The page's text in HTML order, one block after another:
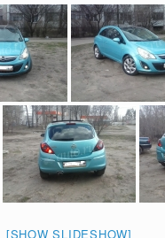
[SHOW SLIDESHOW]